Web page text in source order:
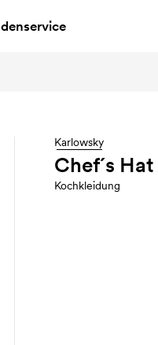
Karlowsky
Chef´s Hat
Kochkleidung